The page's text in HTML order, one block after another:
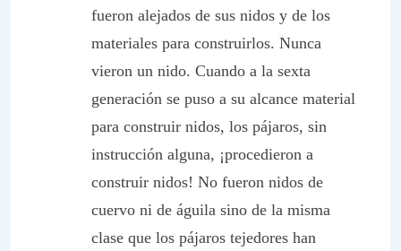
fueron alejados de sus nidos y de los
materiales para construirlos. Nunca
vieron un nido. Cuando a la sexta
generación se puso a su alcance material
para construir nidos, los pájaros, sin
instrucción alguna, ¡procedieron a
construir nidos! No fueron nidos de
cuervo ni de águila sino de la misma
clase que los pájaros tejedores han